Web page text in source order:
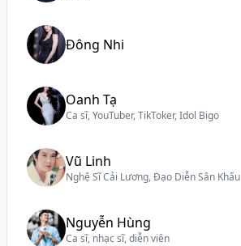
Đông Nhi
Oanh Tạ
Ca sĩ, YouTuber, TikToker, Idol Bigo
Vũ Linh
Nghệ Sĩ Cải Lương, Đạo Diễn Sân Khấu
Nguyễn Hùng
Ca sĩ, nhạc sĩ, diễn viên